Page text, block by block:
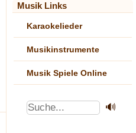
Musik Links
Karaokelieder
Musikinstrumente
Musik Spiele Online